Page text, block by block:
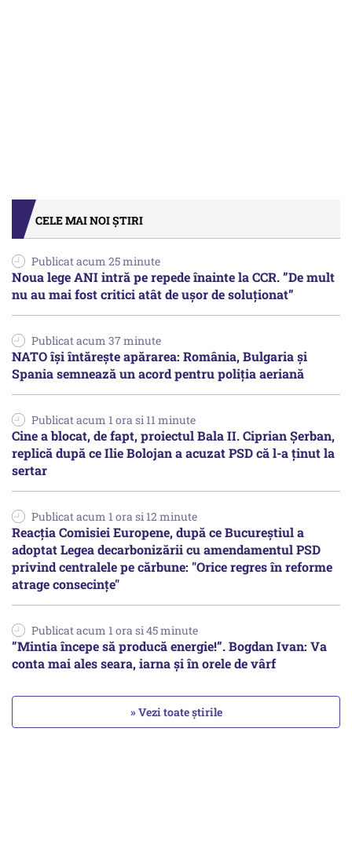
CELE MAI NOI ȘTIRI
Publicat acum 25 minute
Noua lege ANI intră pe repede înainte la CCR. ”De mult
nu au mai fost critici atât de ușor de soluționat”
Publicat acum 37 minute
NATO își întărește apărarea: România, Bulgaria și
Spania semnează un acord pentru poliția aeriană
Publicat acum 1 ora si 11 minute
Cine a blocat, de fapt, proiectul Bala II. Ciprian Șerban,
replică după ce Ilie Bolojan a acuzat PSD că l-a ținut la
sertar
Publicat acum 1 ora si 12 minute
Reacția Comisiei Europene, după ce Bucureștiul a
adoptat Legea decarbonizării cu amendamentul PSD
privind centralele pe cărbune: "Orice regres în reforme
atrage consecințe"
Publicat acum 1 ora si 45 minute
”Mintia începe să producă energie!”. Bogdan Ivan: Va
conta mai ales seara, iarna și în orele de vârf
» Vezi toate știrile